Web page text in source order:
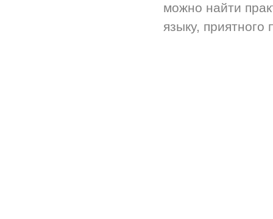
можно найти
языку,